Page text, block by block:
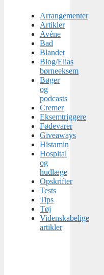
Arrangementer
Artikler
Avéne
Bad
Blandet
Blog/Elias
børneeksem
Bøger
og
podcasts
Cremer
Eksemtriggere
Fødevarer
Giveaways
Histamin
Hospital
og
hudlæge
Opskrifter
Tests
Tips
Tøj
Videnskabelige
artikler